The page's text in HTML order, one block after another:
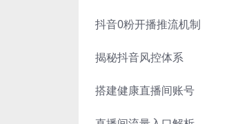
抖音0粉开播推流机制
揭秘抖音风控体系
搭建健康直播间账号